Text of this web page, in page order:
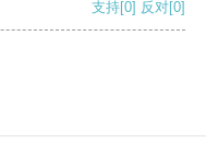
支持[0] 反对[0]